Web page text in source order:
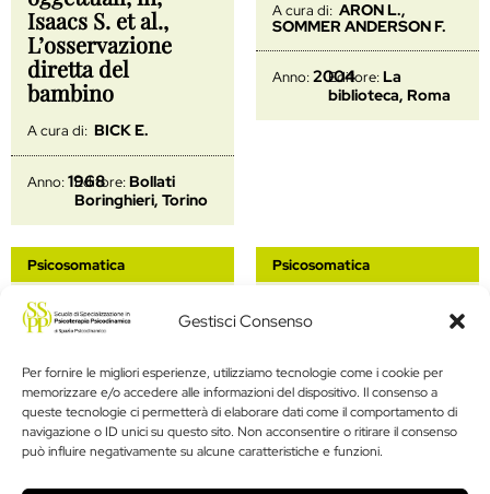
Gestisci Consenso
Per fornire le migliori esperienze, utilizziamo tecnologie come i cookie per
memorizzare e/o accedere alle informazioni del dispositivo. Il consenso a
queste tecnologie ci permetterà di elaborare dati come il comportamento di
navigazione o ID unici su questo sito. Non acconsentire o ritirare il consenso
può influire negativamente su alcune caratteristiche e funzioni.
Isaacs S. et al.,
L’osservazione
diretta del
bambino
A cura di: BICK E.
Anno:1968
Editore:Bollati
Boringhieri, Torino
A cura di: ARON L.,
SOMMER ANDERSON F.
Anno:2004
Editore:La
biblioteca, Roma
Psicosomatica
L’Io-Pelle
Anno: 1985
Editore:R. Cortina,
Milano
Psicosomatica
L’epidermide
psichica
A cura di: ANZIEU D.
Anno:1990
Editore: